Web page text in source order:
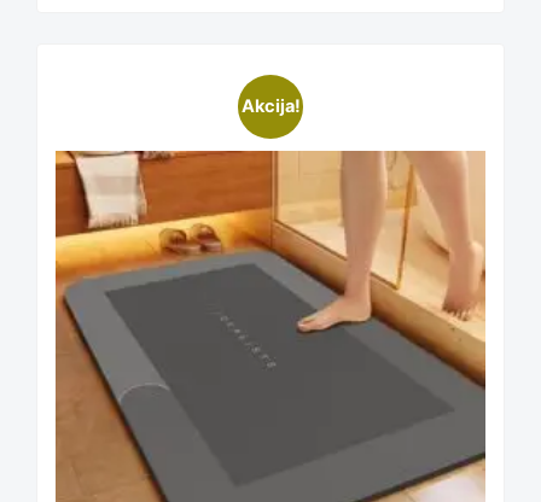
Akcija!
product
has
multiple
variants.